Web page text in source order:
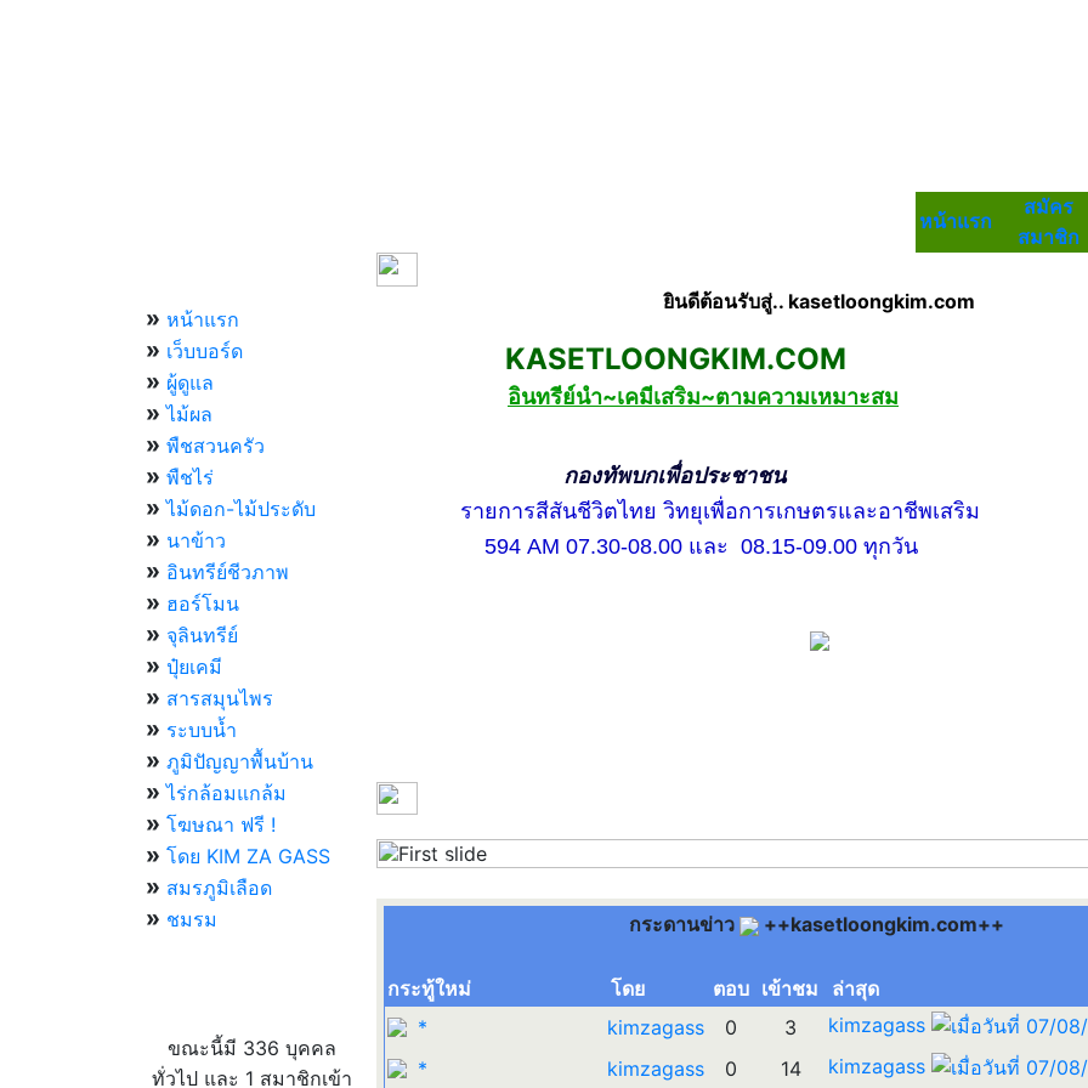
หน้าแรก
สมัคร
สมาชิก
» หน้าแรก
» เว็บบอร์ด
» ผู้ดูแล
» ไม้ผล
» พืชสวนครัว
» พืชไร่
» ไม้ดอก-ไม้ประดับ
» นาข้าว
» อินทรีย์ชีวภาพ
» ฮอร์โมน
» จุลินทรีย์
» ปุ๋ยเคมี
» สารสมุนไพร
» ระบบน้ำ
» ภูมิปัญญาพื้นบ้าน
» ไร่กล้อมแกล้ม
» โฆษณา ฟรี !
» โดย KIM ZA GASS
» สมรภูมิเลือด
» ชมรม
ขณะนี้มี 336 บุคคล
ทั่วไป และ 1 สมาชิกเข้า
ยินดีต้อนรับสู่.. kasetloongkim.com
KASETLOONGKIM.COM
อินทรีย์นำ~เคมีเสริม~ตามความเหมาะสม
กองทัพบกเพื่อประชาชน
รายการสีสันชีวิตไทย วิทยุเพื่อการเกษตรและอาชีพเสริม
594 AM 07.30-08.00 และ 08.15-09.00 ทุกวัน
Previous
กระดานข่าว ++kasetloongkim.com++
กระทู้ใหม่ โดย ตอบ เข้าชม
ล่าสุด
*
kimzagass 0 3
kimzagass
*
kimzagass 0 14 kimzagass